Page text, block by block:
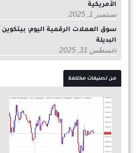
الأمريكية
سبتمبر 1, 2025
البديلة
أغسطس 31, 2025
من تصنيفات مختلفة